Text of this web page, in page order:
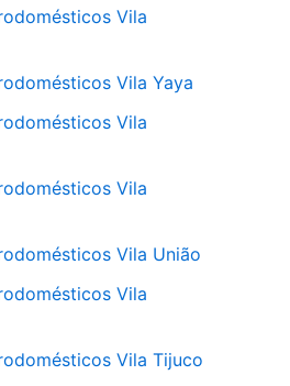
Vila
Vila Yaya
Vila
Vila
Vila União
Vila
Vila Tijuco